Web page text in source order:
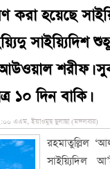
হয়েছে
সাইয়্যিদিশ
শরীফ।
দিন বাকি।
এএম, ইয়াওমুছ ছুলাছা (মঙ্গলবার)
রহমাতুল্লিল
সাইয়্যিদিল